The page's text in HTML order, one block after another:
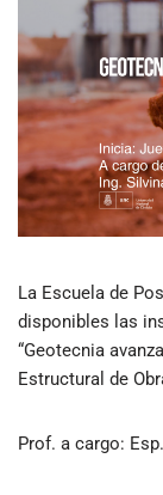
La Escuela de
disponibles las
“Geotecnia
Estructural de
Prof. a cargo: